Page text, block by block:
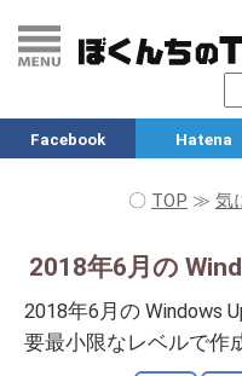
Facebook Hatena
〇 TOP ≫ 気
2018年6月の
2018年6月の Windows
要最小限なレベルで作